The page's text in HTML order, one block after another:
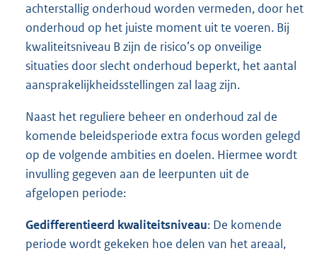
achterstallig onderhoud worden vermeden, door het
onderhoud op het juiste moment uit te voeren. Bij
kwaliteitsniveau B zijn de risico’s op onveilige
situaties door slecht onderhoud beperkt, het aantal
aansprakelijkheidsstellingen zal laag zijn.
Naast het reguliere beheer en onderhoud zal de
komende beleidsperiode extra focus worden gelegd
op de volgende ambities en doelen. Hiermee wordt
invulling gegeven aan de leerpunten uit de
afgelopen periode:
Gedifferentieerd kwaliteitsniveau: De komende
periode wordt gekeken hoe delen van het areaal,